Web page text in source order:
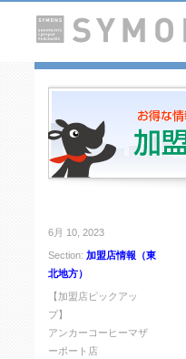
6月 10, 2023
Section: 加盟店情報（東
北地方）
【加盟店ピックアッ
プ】
アンカーコーヒーマザ
ーポート店